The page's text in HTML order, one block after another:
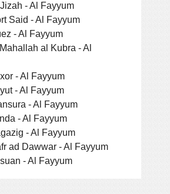
- Al Fayyum
Said - Al Fayyum
- Al Fayyum
al Kubra - Al
- Al Fayyum
- Al Fayyum
- Al Fayyum
- Al Fayyum
- Al Fayyum
ad Dawwar - Al Fayyum
- Al Fayyum